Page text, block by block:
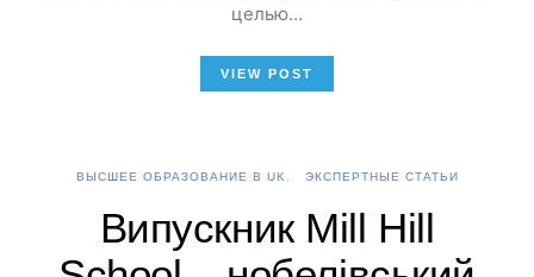
целью…
VIEW POST
ВЫСШЕЕ ОБРАЗОВАНИЕ В UK ЭКСПЕРТНЫЕ СТАТЬИ
Випускник Mill Hill